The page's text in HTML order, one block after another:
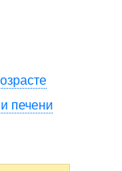
печени